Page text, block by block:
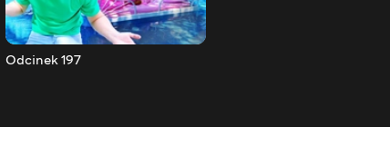
Odcinek 197